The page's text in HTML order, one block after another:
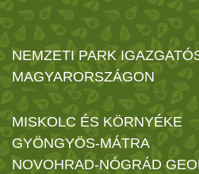
NEMZETI PARK
MAGYARORSZÁGON
MISKOLC ÉS KÖRNYÉKE
GYÖNGYÖS-MÁTRA
NOVOHRAD-NÓGRÁD